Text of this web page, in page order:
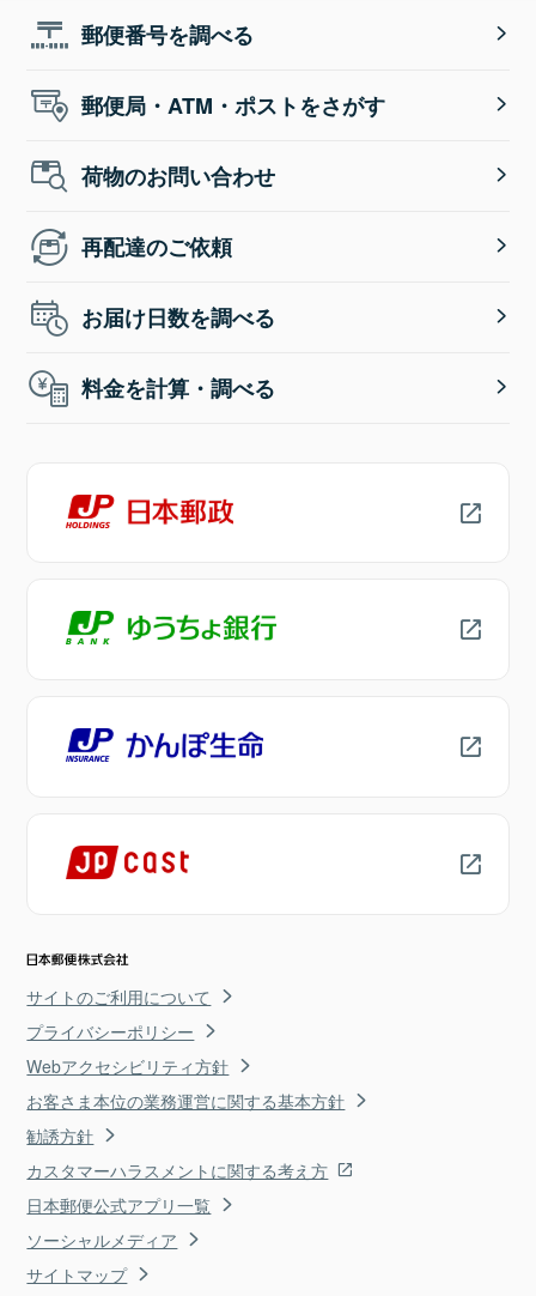
郵便番号を調べる
郵便局・ATM・ポストをさがす
荷物のお問い合わせ
再配達のご依頼
お届け日数を調べる
料金を計算・調べる
サイトのご利用について
プライバシーポリシー
Webアクセシビリティ方針
お客さま本位の業務運営に関する基本方針
勧誘方針
カスタマーハラスメントに関する考え方
日本郵便公式アプリ一覧
ソーシャルメディア
サイトマップ